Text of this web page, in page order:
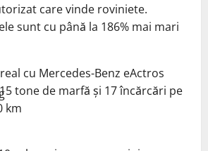
care vinde roviniete.
sunt cu până la 186% mai mari
cu Mercedes-Benz eActros
tone de marfă și 17 încărcări pe
km